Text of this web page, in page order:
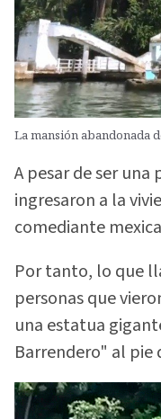
La mansión abandonada
A pesar de ser
ingresaron a la
comediante
Por tanto, lo que
personas que
una estatua
Barrendero" al pie